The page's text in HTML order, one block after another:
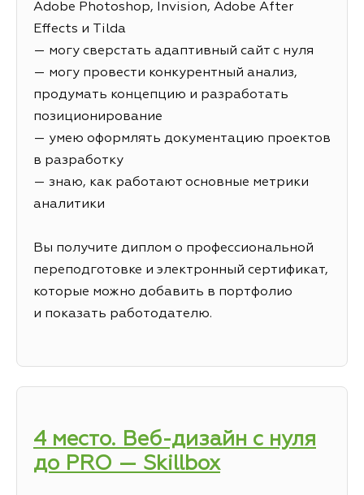
Adobe Photoshop, Invision, Adobe After
Effects и Tilda
— могу сверстать адаптивный сайт с нуля
— могу провести конкурентный анализ,
продумать концепцию и разработать
позиционирование
— умею оформлять документацию проектов
в разработку
— знаю, как работают основные метрики
аналитики
Вы получите диплом о профессиональной
переподготовке и электронный сертификат,
которые можно добавить в портфолио
и показать работодателю.
4 место. Веб-дизайн с нуля
до PRO — Skillbox